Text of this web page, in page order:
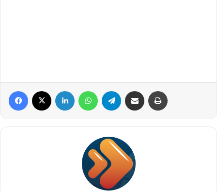
Facebook Linkedin WhatsAppTelegram Compartilhar via e-mail